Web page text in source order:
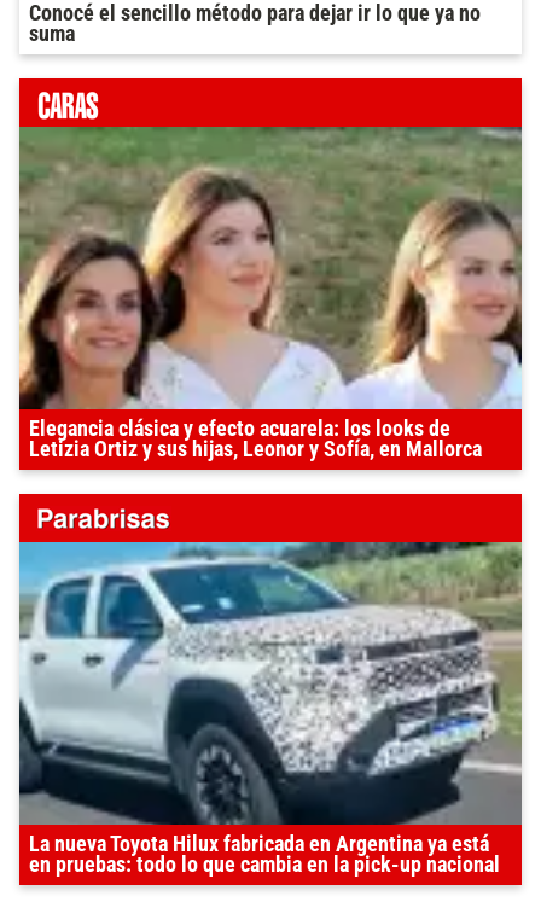
Conocé el sencillo método para dejar ir lo que ya no
suma
Elegancia clásica y efecto acuarela: los looks de
Letizia Ortiz y sus hijas, Leonor y Sofía, en Mallorca
La nueva Toyota Hilux fabricada en Argentina ya está
en pruebas: todo lo que cambia en la pick-up nacional